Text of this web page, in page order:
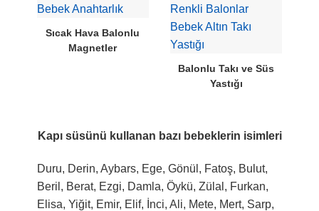
Sıcak Hava Balonlu
Magnetler
Balonlu Takı ve Süs
Yastığı
Kapı süsünü kullanan bazı bebeklerin isimleri
Duru, Derin, Aybars, Ege, Gönül, Fatoş, Bulut,
Beril, Berat, Ezgi, Damla, Öykü, Zülal, Furkan,
Elisa, Yiğit, Emir, Elif, İnci, Ali, Mete, Mert, Sarp,